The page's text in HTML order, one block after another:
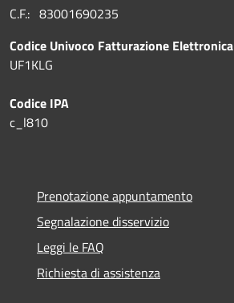
C.F.: 83001690235
Codice Univoco Fatturazione Elettronica
UF1KLG
Codice IPA
c_l810
Prenotazione appuntamento
Segnalazione disservizio
Leggi le FAQ
Richiesta di assistenza